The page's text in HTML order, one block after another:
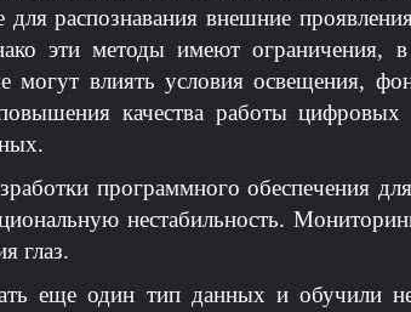
распознавания внешние
эти методы имеют ограничения, в
могут влиять условия освещения,
качества работы цифровых
программного обеспечения
нестабильность.
глаз.
еще один тип данных и обучили